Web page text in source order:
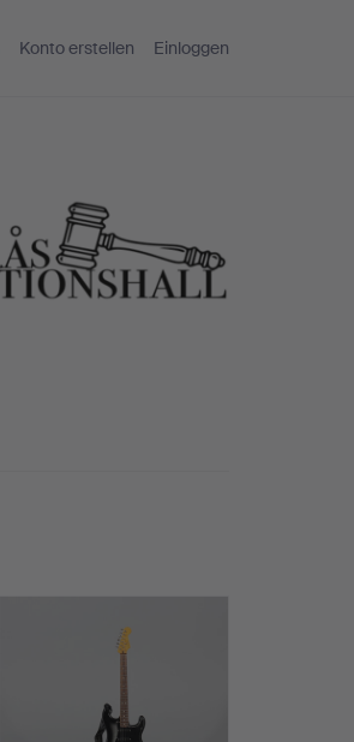
Konto erstellen Einloggen